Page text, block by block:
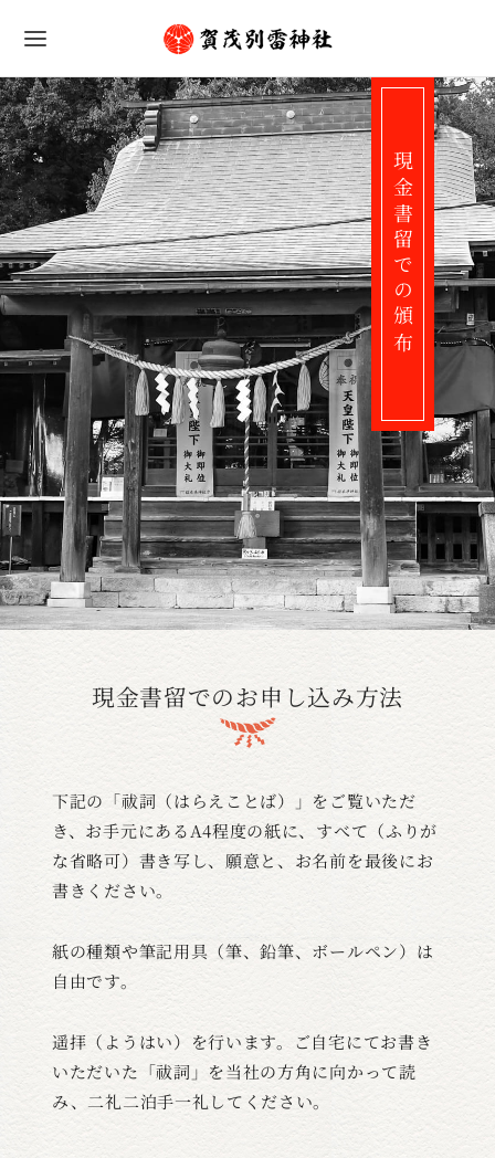
現金書留での頒布
現金書留でのお申し込み方法
下記の「祓詞（はらえことば）」をご覧いただ
き、お手元にあるA4程度の紙に、すべて（ふりが
な省略可）書き写し、願意と、お名前を最後にお
書きください。
紙の種類や筆記用具（筆、鉛筆、ボールペン）は
自由です。
遥拝（ようはい）を行います。ご自宅にてお書き
いただいた「祓詞」を当社の方角に向かって読
み、二礼二泊手一礼してください。